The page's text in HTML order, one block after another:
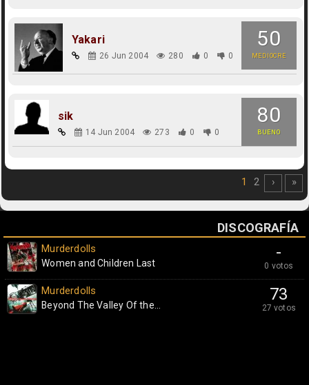
50
MEDIOCRE
Yakari
26 Jun 2004 280 0 0
80
BUENO
sik
14 Jun 2004 273 0 0
1 2 › »
DISCOGRAFÍA
-
0 votos
Murderdolls
Women and Children Last
73
27 votos
Murderdolls
Beyond The Valley Of the...